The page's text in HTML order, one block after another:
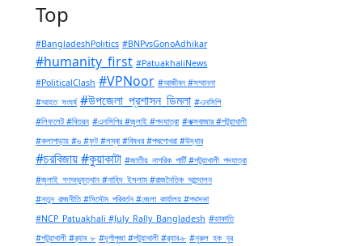
Top
#BangladeshPolitics #BNPvsGonoAdhikar
#humanity_first #PatuakhaliNews
#PoliticalClash #VPNoor #আজীবন #সম্মাননা
#আহত_সংঘর্ষ #উপজেলা_প্রশাসন_ডিমলা #এনসিপি
#লিফলেট #বিতরন #এনসিপির #জুলাই #পদযাত্রা #কক্সবাজার #পটুয়াখালী
#কলাপাড়ায় #৬ #ফুট #লম্বা #বিষধর #পদ্মগোখরা #উদ্ধার
#চরবিজায় #কুয়াকাটা #জাতীয়_নাগরিক_পার্টি #পটুয়াখালী_পদযাত্রা
#জুলাই_গণঅভ্যুত্থান #নাহিদ_ইসলাম #রাজনৈতিক_আন্দোলন
#নতুন_রাজনীতি #সিস্টেম_পরিবর্তন #জেলা_কার্যালয় #পথসভা
#NCP_Patuakhali #July_Rally_Bangladesh #ডাকাতি
#পটুয়াখালী #র‍্যাব_৮ #দূর্গাপুজা #পটুয়াখালী #র‍্যাব-৮ #নুরুল_হক_নুর